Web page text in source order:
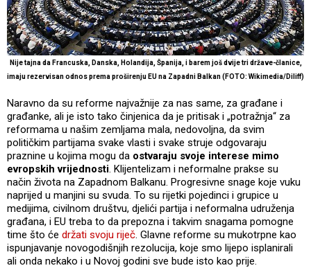
Nije tajna da Francuska, Danska, Holandija, Španija, i barem još dvije tri države-članice,
imaju rezervisan odnos prema proširenju EU na Zapadni Balkan (FOTO: Wikimedia/Diliff)
Naravno da su reforme najvažnije za nas same, za građane i
građanke, ali je isto tako činjenica da je pritisak i „potražnja“ za
reformama u našim zemljama mala, nedovoljna, da svim
političkim partijama svake vlasti i svake struje odgovaraju
praznine u kojima mogu da ostvaraju svoje interese mimo
evropskih vrijednosti. Klijentelizam i neformalne prakse su
način života na Zapadnom Balkanu. Progresivne snage koje vuku
naprijed u manjini su svuda. To su rijetki pojedinci i grupice u
medijima, civilnom društvu, djelići partija i neformalna udruženja
građana, i EU treba to da prepozna i takvim snagama pomogne
time što će držati svoju riječ. Glavne reforme su mukotrpne kao
ispunjavanje novogodišnjih rezolucija, koje smo lijepo isplanirali
ali onda nekako i u Novoj godini sve bude isto kao prije.